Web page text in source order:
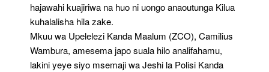
hajawahi kuajiriwa na huo ni uongo anaoutunga Kilua
kuhalalisha hila zake.
Mkuu wa Upelelezi Kanda Maalum (ZCO), Camilius
Wambura, amesema japo suala hilo analifahamu,
lakini yeye siyo msemaji wa Jeshi la Polisi Kanda